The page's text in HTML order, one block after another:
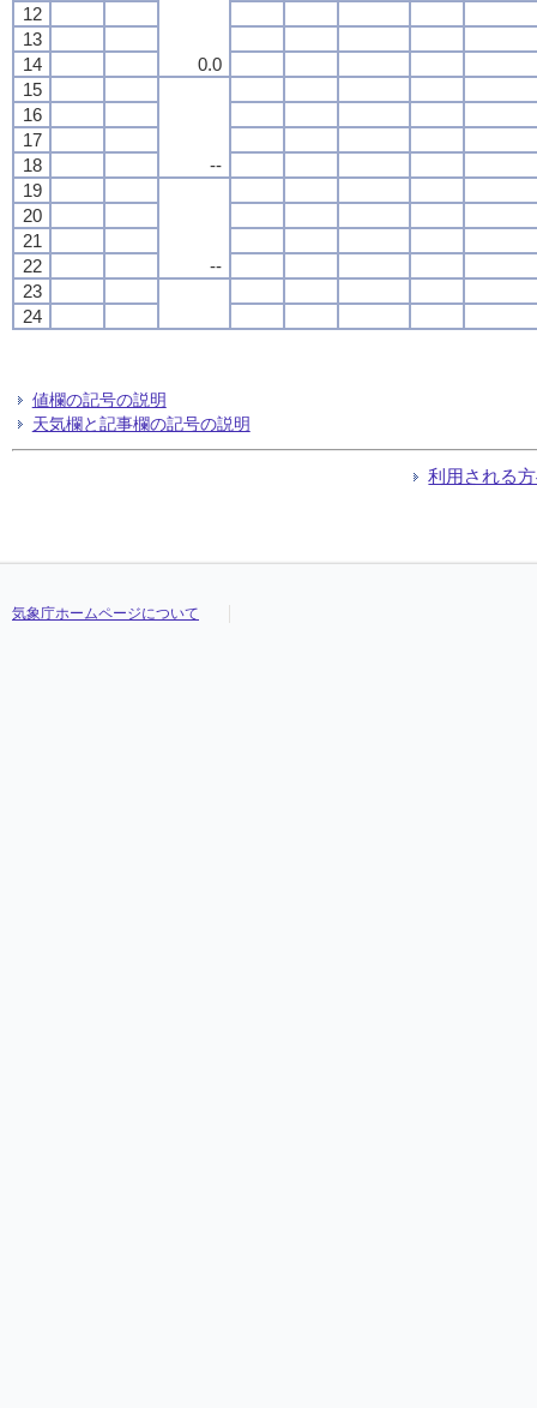
0.0
12
13
14
15
--
16
17
18
19
--
20
21
22
23
24
値欄の記号の説明
天気欄と記事欄の記号の説明
利用される
気象庁ホームページについて